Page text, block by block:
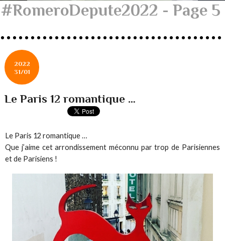
#RomeroDepute2022 - Page 5
2022
31/01
Le Paris 12 romantique …
Le Paris 12 romantique …
Que j’aime cet arrondissement méconnu par trop de Parisiennes
et de Parisiens !